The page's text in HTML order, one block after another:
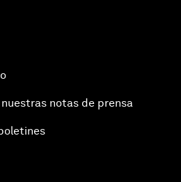
notas de prensa